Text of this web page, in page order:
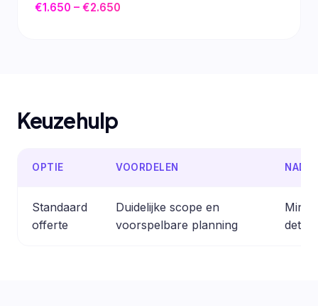
€1.650 – €2.650
Keuzehulp
OPTIE VOORDELEN
Standaard
offerte
Duidelijke scope en
voorspelbare planning